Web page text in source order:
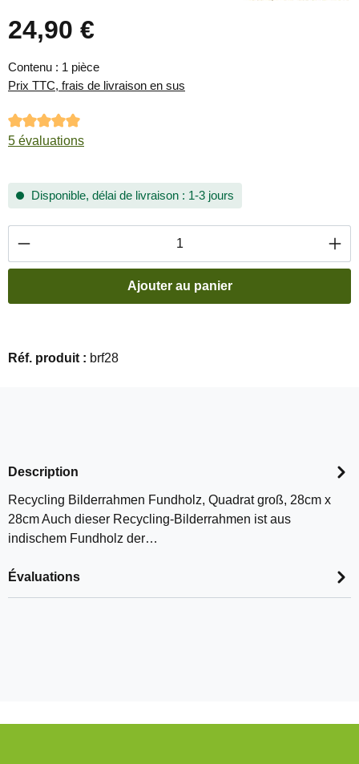
Prix régulier :
24,90 €
Contenu : 1 pièce
Prix TTC, frais de livraison en sus
Note moyenne de 5 sur 5 étoiles
5 évaluations
Disponible, délai de livraison : 1-3 jours
Quantité de produit : Entrez la quantité
Ajouter au panier
Réf. produit : brf28
Description
Recycling Bilderrahmen Fundholz, Quadrat groß, 28cm x
28cm Auch dieser Recycling-Bilderrahmen ist aus
indischem Fundholz der…
Évaluations